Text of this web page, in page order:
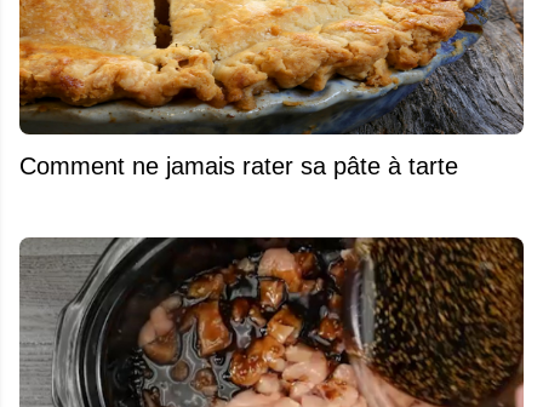
Comment ne jamais rater sa pâte à tarte